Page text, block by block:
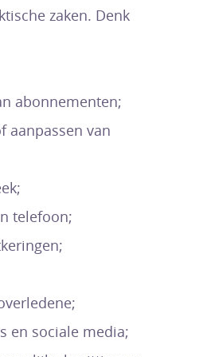
zaken. Denk
abonnementen;
aanpassen van
telefoon;
en sociale media;